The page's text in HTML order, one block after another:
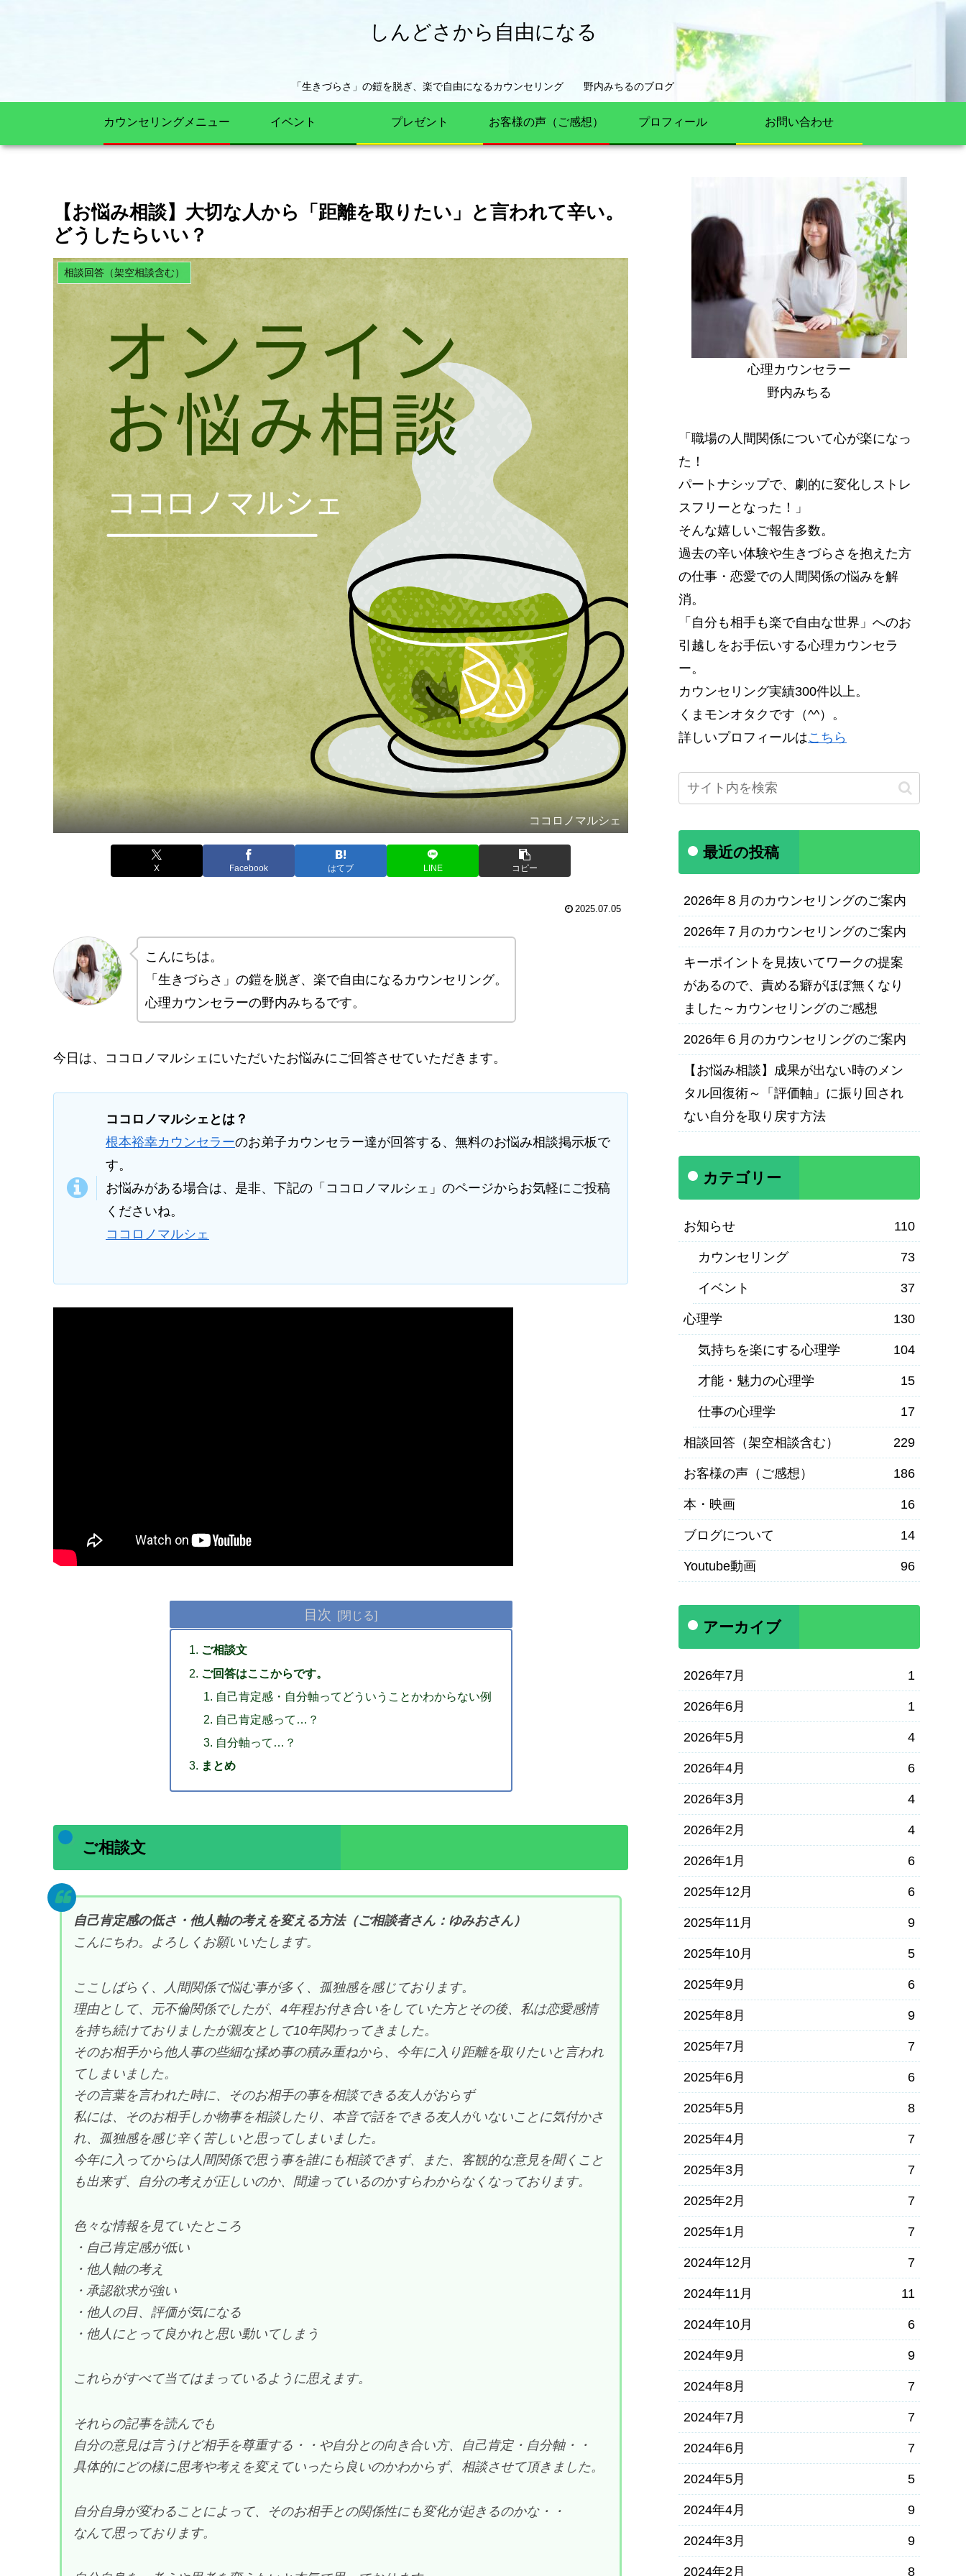
しんどさから自由になる
「生きづらさ」の鎧を脱ぎ、楽で自由になるカウンセリング 野内みちるのブログ
カウンセリングメニュー イベント プレゼント お客様の声（ご感想） プロフィール お問い合わせ
【お悩み相談】大切な人から「距離を取りたい」と言われて辛い。
どうしたらいい？
相談回答（架空相談含む）
ココロノマルシェ
X Facebook はてブ LINE コピー
2025.07.05
こんにちは。
「生きづらさ」の鎧を脱ぎ、楽で自由になるカウンセリング。
心理カウンセラーの野内みちるです。
今日は、ココロノマルシェにいただいたお悩みにご回答させていただきます。
ココロノマルシェとは？
根本裕幸カウンセラーのお弟子カウンセラー達が回答する、無料のお悩み相談掲示板で
す。
お悩みがある場合は、是非、下記の「ココロノマルシェ」のページからお気軽にご投稿
くださいね。
ココロノマルシェ
目次
ご相談文
ご回答はここからです。
自己肯定感・自分軸ってどういうことかわからない例
自己肯定感って…？
自分軸って…？
まとめ
ご相談文
自己肯定感の低さ・他人軸の考えを変える方法（ご相談者さん：ゆみおさん）
こんにちわ。よろしくお願いいたします。
ここしばらく、人間関係で悩む事が多く、孤独感を感じております。
理由として、元不倫関係でしたが、4年程お付き合いをしていた方とその後、私は恋愛感情
を持ち続けておりましたが親友として10年関わってきました。
そのお相手から他人事の些細な揉め事の積み重ねから、今年に入り距離を取りたいと言われ
てしまいました。
その言葉を言われた時に、そのお相手の事を相談できる友人がおらず
私には、そのお相手しか物事を相談したり、本音で話をできる友人がいないことに気付かさ
れ、孤独感を感じ辛く苦しいと思ってしまいました。
今年に入ってからは人間関係で思う事を誰にも相談できず、また、客観的な意見を聞くこと
も出来ず、自分の考えが正しいのか、間違っているのかすらわからなくなっております。
色々な情報を見ていたところ
・自己肯定感が低い
・他人軸の考え
・承認欲求が強い
・他人の目、評価が気になる
・他人にとって良かれと思い動いてしまう
これらがすべて当てはまっているように思えます。
それらの記事を読んでも
自分の意見は言うけど相手を尊重する・・や自分との向き合い方、自己肯定・自分軸・・
具体的にどの様に思考や考えを変えていったら良いのかわからず、相談させて頂きました。
自分自身が変わることによって、そのお相手との関係性にも変化が起きるのかな・・
なんて思っております。
心理カウンセラー
野内みちる
「職場の人間関係について心が楽になっ
た！
パートナシップで、劇的に変化しストレ
スフリーとなった！」
そんな嬉しいご報告多数。
過去の辛い体験や生きづらさを抱えた方
の仕事・恋愛での人間関係の悩みを解
消。
「自分も相手も楽で自由な世界」へのお
引越しをお手伝いする心理カウンセラ
ー。
カウンセリング実績300件以上。
くまモンオタクです（^^）。
詳しいプロフィールはこちら
最近の投稿
2026年８月のカウンセリングのご案内
2026年７月のカウンセリングのご案内
キーポイントを見抜いてワークの提案
があるので、責める癖がほぼ無くなり
ました～カウンセリングのご感想
2026年６月のカウンセリングのご案内
【お悩み相談】成果が出ない時のメン
タル回復術～「評価軸」に振り回され
ない自分を取り戻す方法
カテゴリー
お知らせ 110
カウンセリング 73
イベント 37
心理学 130
気持ちを楽にする心理学 104
才能・魅力の心理学 15
仕事の心理学 17
相談回答（架空相談含む） 229
お客様の声（ご感想） 186
本・映画 16
ブログについて 14
Youtube動画 96
アーカイブ
2026年7月 1
2026年6月 1
2026年5月 4
2026年4月 6
2026年3月 4
2026年2月 4
2026年1月 6
2025年12月 6
2025年11月 9
2025年10月 5
2025年9月 6
2025年8月 9
2025年7月 7
2025年6月 6
2025年5月 8
2025年4月 7
2025年3月 7
2025年2月 7
2025年1月 7
2024年12月 7
2024年11月 11
2024年10月 6
2024年9月 9
2024年8月 7
2024年7月 7
2024年6月 7
2024年5月 5
2024年4月 9
2024年3月 9
2024年2月 8